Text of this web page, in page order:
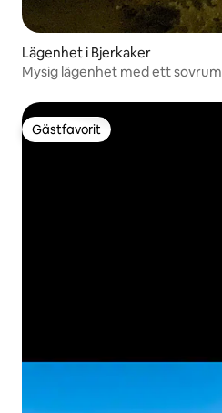
Lägenhet i Bjerkaker
Mysig lägenhet med ett sovrum
Gästfavorit
Gästfavorit